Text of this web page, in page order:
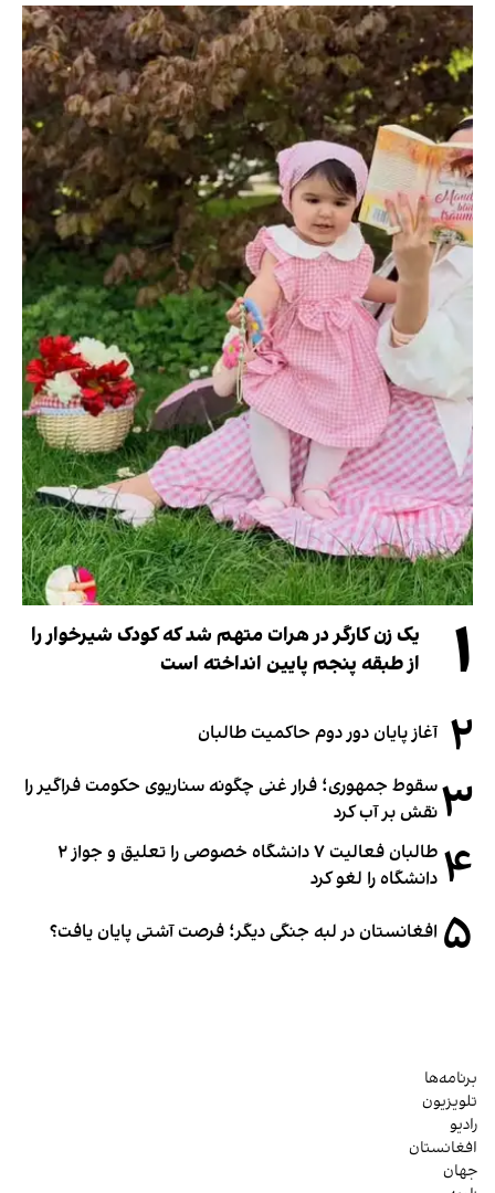
۱
یک زن کارگر در هرات متهم شد که کودک شیرخوار را
از طبقه پنجم پایین انداخته است
۲ آغاز پایان دور دوم حاکمیت طالبان
۳سقوط جمهوری؛ فرار غنی چگونه سناریوی حکومت فراگیر را
نقش بر آب کرد
۴
طالبان فعالیت ۷ دانشگاه خصوصی را تعلیق و جواز ۲
دانشگاه را لغو کرد
۵ افغانستان در لبه جنگی دیگر؛ فرصت آشتی پایان یافت؟
برنامه‌ها
تلویزیون
رادیو
افغانستان
جهان